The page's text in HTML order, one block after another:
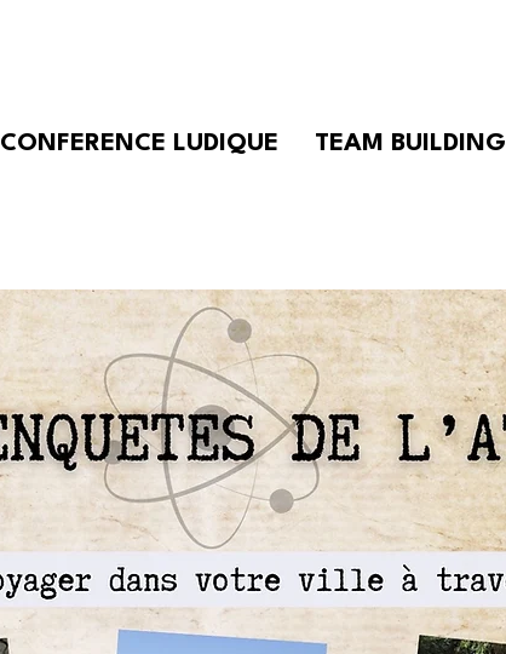
CONFERENCE LUDIQUE TEAM BUILDING